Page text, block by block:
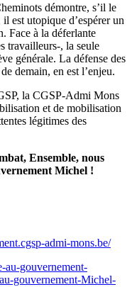
démontre, s’il le
est utopique d’espérer un
Face à la déferlante
travailleurs-, la seule
générale. La défense des
demain, en est l’enjeu.
la CGSP-Admi Mons
et de mobilisation
légitimes des
Ensemble, nous
Michel !
admi-mons.be/
au-gouvernement-
gouvernement-Michel-